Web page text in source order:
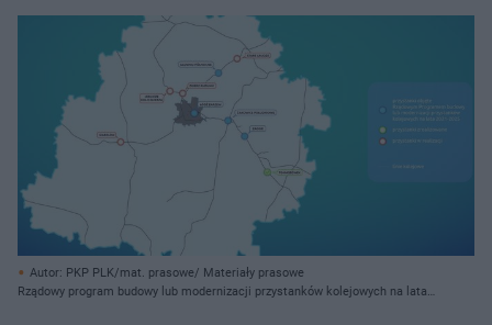
Autor: PKP PLK/mat. prasowe/ Materiały prasowe
Rządowy program budowy lub modernizacji przystanków kolejowych na lata